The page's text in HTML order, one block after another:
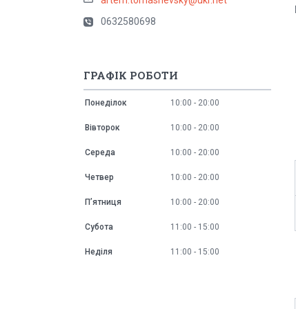
0632580698
ГРАФІК РОБОТИ
Понеділок 10:00 20:00
Вівторок 10:00 20:00
Середа 10:00 20:00
Четвер 10:00 20:00
Пʼятниця 10:00 20:00
Субота 11:00 15:00
Неділя 11:00 15:00